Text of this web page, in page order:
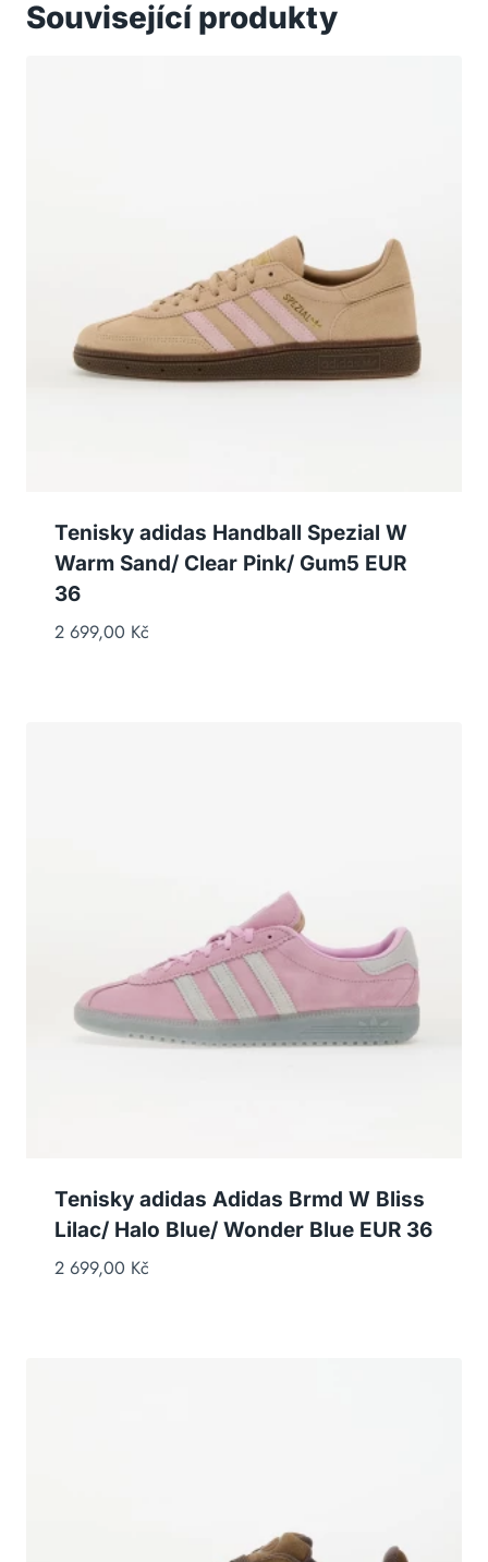
Související produkty
Tenisky adidas Handball Spezial W
Warm Sand/ Clear Pink/ Gum5 EUR
36
2 699,00 Kč
Tenisky adidas Adidas Brmd W Bliss
Lilac/ Halo Blue/ Wonder Blue EUR 36
2 699,00 Kč